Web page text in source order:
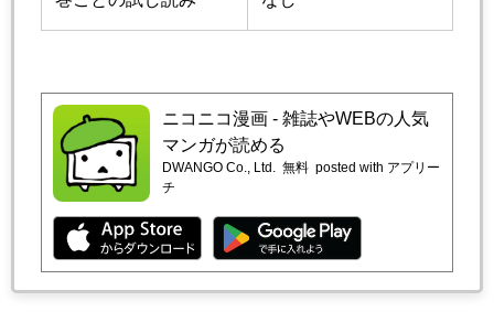
ニコニコ漫画 - 雑誌やWEBの人気
マンガが読める
DWANGO Co., Ltd. 無料 posted with アプリー
チ